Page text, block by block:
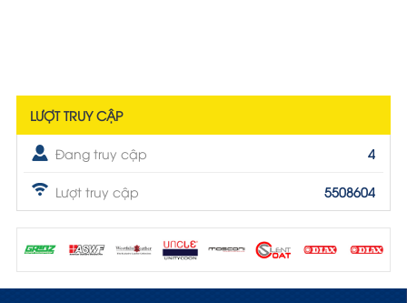
LƯỢT TRUY CẬP
Đang truy cập 4
Lượt truy cập 5508604